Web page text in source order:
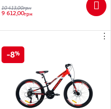
10 413,00грн
9 612,00грн
⋮
8